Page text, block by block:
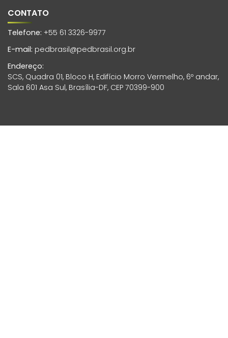
CONTATO
Telefone: +55 61 3326-9977
E-mail: pedbrasil@pedbrasil.org.br
Endereço:
SCS, Quadra 01, Bloco H, Edifício Morro Vermelho, 6º andar,
Sala 601 Asa Sul, Brasília-DF, CEP 70399-900